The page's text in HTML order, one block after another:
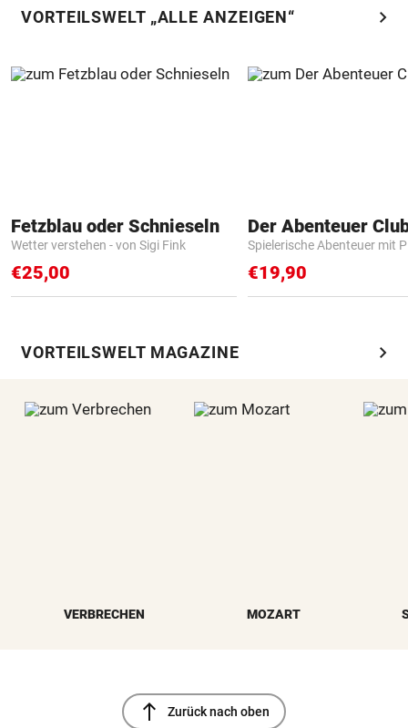
VORTEILSWELT „ALLE ANZEIGEN“ chevron_right
Fetzblau oder Schnieseln
Wetter verstehen - von Sigi Fink
€25,00
Der Abenteuer
Spielerische Abenteuer mit
€19,90
VORTEILSWELT MAGAZINE chevron_right
VERBRECHEN MOZART
north Zurück nach oben